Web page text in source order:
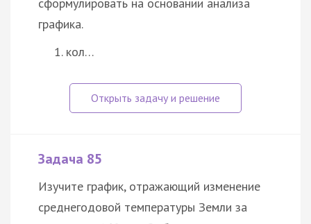
сформулировать на основании анализа
графика.
кол…
Задача 85
Изучите график, отражающий изменение
среднегодовой температуры Земли за